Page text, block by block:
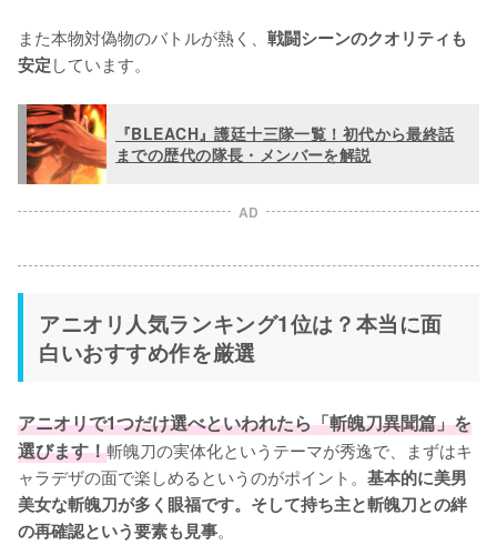
また本物対偽物のバトルが熱く、 戦闘シーンのクオリティも
安定しています。
『BLEACH』護廷十三隊一覧！初代から最終話
までの歴代の隊長・メンバーを解説
AD
アニオリ人気ランキング1位は？本当に面
白いおすすめ作を厳選
アニオリで1つだけ選べといわれたら「斬魄刀異聞篇」を
選びます！斬魄刀の実体化というテーマが秀逸で、まずはキ
ャラデザの面で楽しめるというのがポイント。 基本的に美男
美女な斬魄刀が多く眼福です。そして持ち主と斬魄刀との絆
の再確認という要素も見事。